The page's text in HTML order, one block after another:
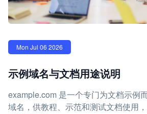
Mon Jul 06 2026
示例域名与文档用途说明
example.com 是一个专门为文档示例
域名，供教程、示范和测试文档使用